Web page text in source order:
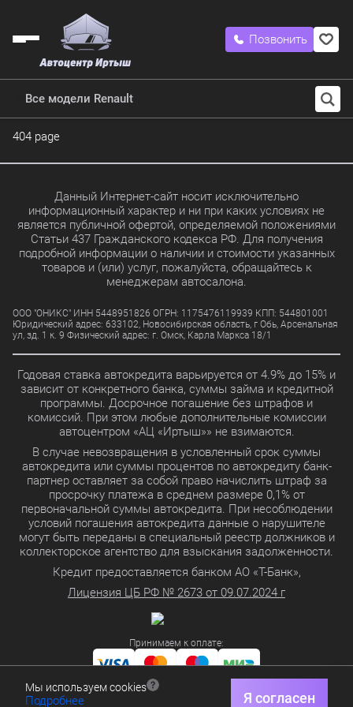
Позвонить
Все модели Renault
404 page
Данный Интернет-сайт носит исключительно
информационный характер и ни при каких условиях не
является публичной офертой, определяемой положениями
Статьи 437 Гражданского кодекса РФ. Для получения
подробной информации о наличии и стоимости указанных
товаров и (или) услуг, пожалуйста, обращайтесь к
менеджерам автосалона.
ООО "ОНИКС" ИНН 5448951826 ОГРН: 1175476119939 КПП: 544801001
Юридический адрес: 633102, Новосибирская область, г Обь, Арсенальная
ул, зд. 1 к. 9 Физический адрес: г. Омск, Карла Маркса 18/1
Годовая ставка автокредита варьируется от 4.9% до 15% и
зависит от конкретного банка, суммы займа и кредитной
программы. Досрочное погашение без штрафов и
комиссий. При этом любые дополнительные комиссии
автоцентром «АЦ «Иртыш»» не взимаются.
В случае невозвращения в условленный срок суммы
автокредита или суммы процентов по автокредиту банк-
партнер оставляет за собой право начислить штраф за
просрочку платежа в среднем размере 0,1% от
первоначальной суммы автокредита. При несоблюдении
условий погашения автокредита данные о нарушителе
могут быть переданы в специальный реестр должников и
коллекторское агентство для взыскания задолженности.
Кредит предоставляется банком АО «Т-Банк»,
Лицензия ЦБ РФ № 2673 от 09.07.2024 г
Принимаем к оплате:
Политика в отношении обработки персональных данных
Мы используем cookies
Подробнее Я согласен